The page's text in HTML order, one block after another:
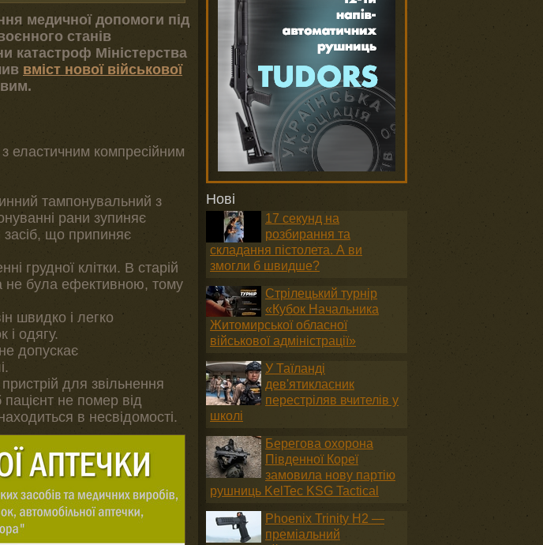
медичної допомоги під
станів
катастроф Міністерства
вміст нової військової
еластичним компресійним
тампонувальний з
рани зупиняє
засіб, що припиняє
грудної клітки. В старій
не була ефективною, тому
швидко і легко
і одягу.
допускає
для звільнення
не помер від
в несвідомості.
Нові
17 секунд на
розбирання та
складання пістолета. А ви
змогли б швидше?
Стрілецький турнір
«Кубок Начальника
Житомирської обласної
військової адміністрації»
У Таїланді
дев'ятикласник
перестріляв вчителів у
школі
Берегова охорона
Південної Кореї
замовила нову партію
рушниць KelTec KSG Tactical
Phoenix Trinity H2 —
преміальний